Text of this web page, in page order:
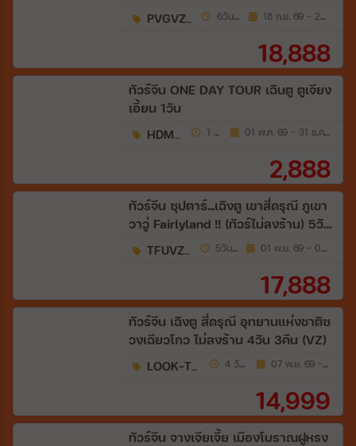
เซี่ยงไฮ้ ออกชิงเต่า 6วัน 4คืน (VZ)
PVGVZ1026 6วัน 4คืน 18 ก.ย. 69 - 23 ก.ย. 69
18,888
ทัวร์จีน ONE DAY TOUR เฉินตู ตูเจียง
เอี้ยน 1วัน
HDM43 1 วัน 01 พ.ค. 69 - 31 ธ.ค. 69
2,888
ทัวร์จีน ซุปตาร์...เฉิงตู เขาสี่ดรุณี ภูเขา
วาวู่ Fairlyland !! (ทัวร์ไม่ลงร้าน) 5วัน
4คืน (VZ)
TFUVZ0426 5วัน 4คืน 01 พ.ย. 69 - 04 เม.ย. 70
17,888
ทัวร์จีน เฉิงตู สี่ดรุณี อุทยานแห่งชาติซ
วงเฉียวโกว ไม่ลงร้าน 4วัน 3คืน (VZ)
LOOK-TFUVZ22 4 วัน 3 คืน 07 พ.ย. 69 - 26 ธ.ค. 69
14,999
ทัวร์จีน จางเจียเจี้ย เมืองโบราณฝูหรง